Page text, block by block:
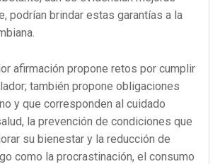
podrían brindar estas garantías a la
afirmación propone retos por cumplir
también propone obligaciones
y que corresponden al cuidado
la prevención de condiciones que
su bienestar y la reducción de
como la procrastinación, el consumo